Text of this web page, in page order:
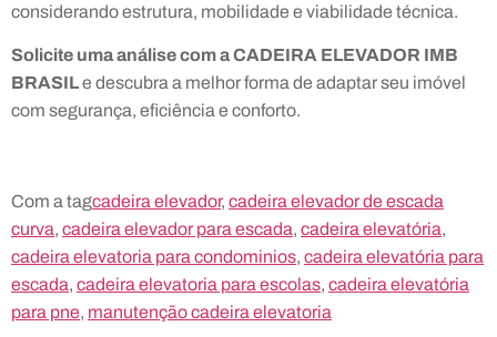
considerando estrutura, mobilidade e viabilidade técnica.
Solicite uma análise com a CADEIRA ELEVADOR IMB
BRASILe descubra a melhor forma de adaptar seu imóvel
com segurança, eficiência e conforto.
Com a tagcadeira elevador, cadeira elevador de escada
curva, cadeira elevador para escada, cadeira elevatória,
cadeira elevatoria para condominios, cadeira elevatória para
escada, cadeira elevatoria para escolas, cadeira elevatória
para pne, manutenção cadeira elevatoria